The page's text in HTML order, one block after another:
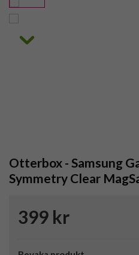
Otterbox - Samsung
Symmetry Clear
399 kr